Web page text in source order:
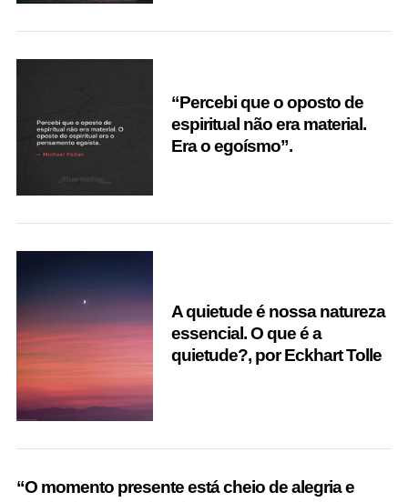
“Percebi que o oposto de
espiritual não era material.
Era o egoísmo”.
A quietude é nossa natureza
essencial. O que é a
quietude?, por Eckhart Tolle
“O momento presente está cheio de alegria e